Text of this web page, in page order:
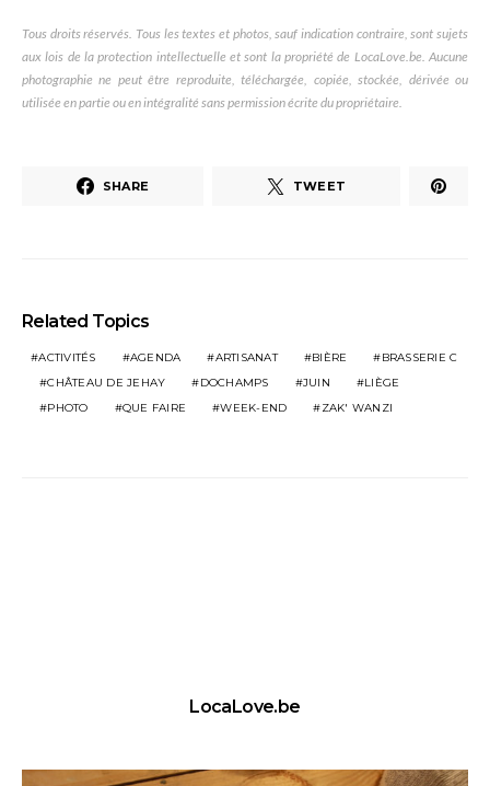
Tous droits réservés. Tous les textes et photos, sauf indication contraire, sont sujets
aux lois de la protection intellectuelle et sont la propriété de LocaLove.be. Aucune
photographie ne peut être reproduite, téléchargée, copiée, stockée, dérivée ou
utilisée en partie ou en intégralité sans permission écrite du propriétaire.
SHARE TWEET
Related Topics
ACTIVITÉS AGENDA ARTISANAT BIÈRE
BRASSERIE C
CHÂTEAU DE JEHAY
DOCHAMPS JUIN
LIÈGE
PHOTO
QUE FAIRE WEEK-END ZAK' WANZI
LocaLove.be